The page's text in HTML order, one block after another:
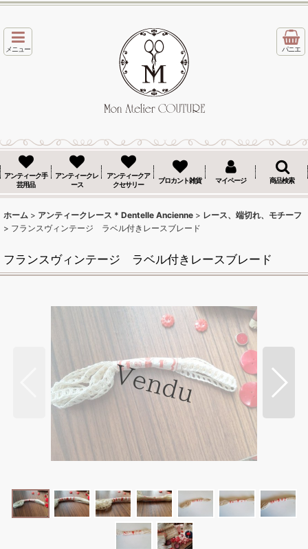
メニュー パニエ
アンティーク手
芸用品
アンティークレ
ース
アンティークア
クセサリー
ブロカント雑貨 マイページ 商品検索
ホーム > アンティークレース * Dentelle Ancienne > レース、端切れ、モチーフ
> フランスヴィンテージ ラベル付きレースブレード
フランスヴィンテージ ラベル付きレースブレード